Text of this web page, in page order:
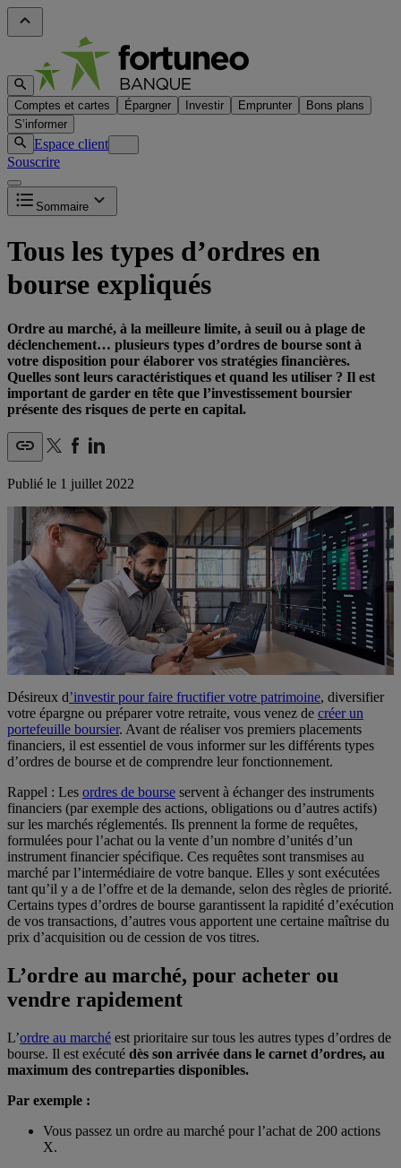
Comptes et cartes Épargner Investir Emprunter
Bons plans
S’informer
Espace client
Souscrire
Sommaire
Tous les types d’ordres en
bourse expliqués
Ordre au marché, à la meilleure limite, à seuil ou à plage de
déclenchement… plusieurs types d’ordres de bourse sont à
votre disposition pour élaborer vos stratégies financières.
Quelles sont leurs caractéristiques et quand les utiliser ? Il est
important de garder en tête que l’investissement boursier
présente des risques de perte en capital.
Publié le 1 juillet 2022
Désireux d’investir pour faire fructifier votre patrimoine, diversifier
votre épargne ou préparer votre retraite, vous venez de créer un
portefeuille boursier. Avant de réaliser vos premiers placements
financiers, il est essentiel de vous informer sur les différents types
d’ordres de bourse et de comprendre leur fonctionnement.
Rappel : Les ordres de bourse servent à échanger des instruments
financiers (par exemple des actions, obligations ou d’autres actifs)
sur les marchés réglementés. Ils prennent la forme de requêtes,
formulées pour l’achat ou la vente d’un nombre d’unités d’un
instrument financier spécifique. Ces requêtes sont transmises au
marché par l’intermédiaire de votre banque. Elles y sont exécutées
tant qu’il y a de l’offre et de la demande, selon des règles de priorité.
Certains types d’ordres de bourse garantissent la rapidité d’exécution
de vos transactions, d’autres vous apportent une certaine maîtrise du
prix d’acquisition ou de cession de vos titres.
L’ordre au marché, pour acheter ou
vendre rapidement
L’ordre au marché est prioritaire sur tous les autres types d’ordres de
bourse. Il est exécuté dès son arrivée dans le carnet d’ordres, au
maximum des contreparties disponibles.
Par exemple :
Vous passez un ordre au marché pour l’achat de 200 actions
X.